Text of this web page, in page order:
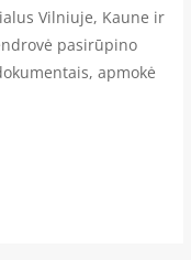
Vilniuje, Kaune ir
pasirūpino
apmokė